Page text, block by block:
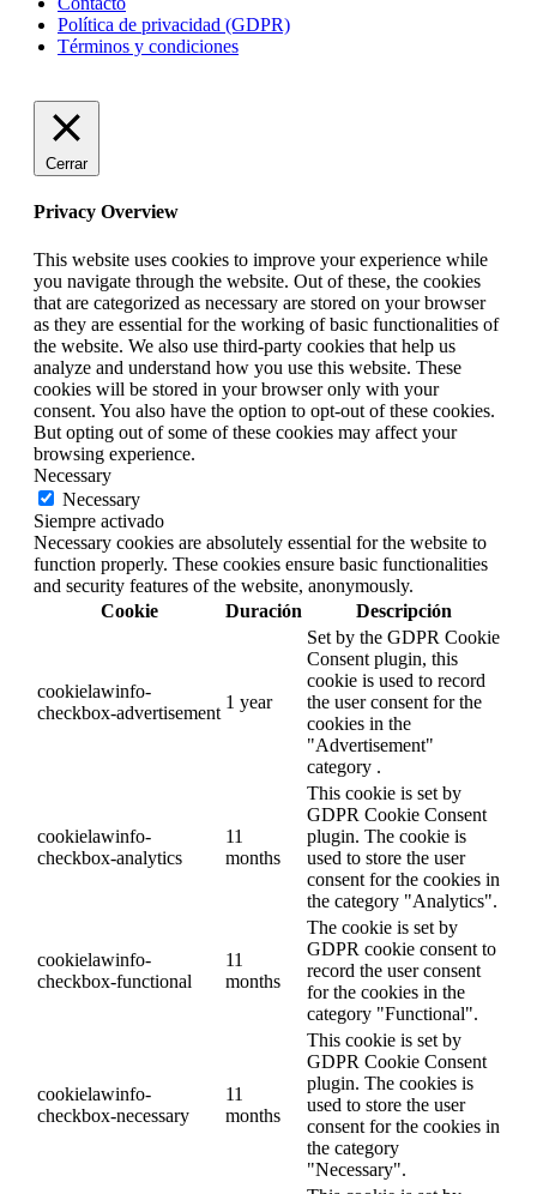
Política de privacidad (GDPR)
Términos y condiciones
Cerrar
Privacy Overview
This website uses cookies to improve your experience while
you navigate through the website. Out of these, the cookies
that are categorized as necessary are stored on your browser
as they are essential for the working of basic functionalities of
the website. We also use third-party cookies that help us
analyze and understand how you use this website. These
cookies will be stored in your browser only with your
consent. You also have the option to opt-out of these cookies.
But opting out of some of these cookies may affect your
browsing experience.
Necessary
Necessary
Siempre activado
Necessary cookies are absolutely essential for the website to
function properly. These cookies ensure basic functionalities
and security features of the website, anonymously.
Cookie
Duración Descripción
cookielawinfo-
checkbox-advertisement
1 year
Set by the GDPR Cookie
Consent plugin, this
cookie is used to record
the user consent for the
cookies in the
"Advertisement"
category .
cookielawinfo-
checkbox-analytics
11
months
This cookie is set by
GDPR Cookie Consent
plugin. The cookie is
used to store the user
consent for the cookies in
the category "Analytics".
cookielawinfo-
checkbox-functional
11
months
The cookie is set by
GDPR cookie consent to
record the user consent
for the cookies in the
category "Functional".
cookielawinfo-
checkbox-necessary
11
months
This cookie is set by
GDPR Cookie Consent
plugin. The cookies is
used to store the user
consent for the cookies in
the category
"Necessary".